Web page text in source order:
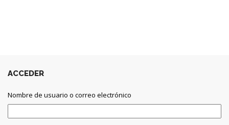
ACCEDER
Nombre de usuario o correo electrónico